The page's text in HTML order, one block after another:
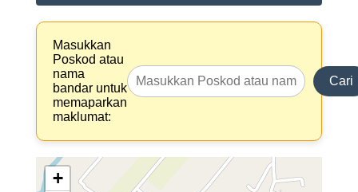
Masukkan
Poskod atau
nama
bandar untuk
memaparkan
maklumat:
Cari
+